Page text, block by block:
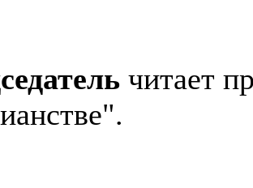
читает
".